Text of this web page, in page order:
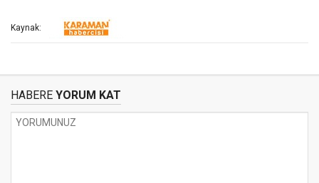
Kaynak:
HABERE YORUM KAT